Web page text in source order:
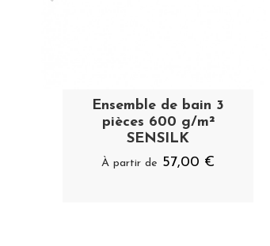
Ensemble de bain 3
pièces 600 g/m²
SENSILK
À partir de 57,00 €